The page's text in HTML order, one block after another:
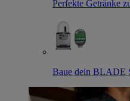
Perfekte Getränke
Baue dein BLADE